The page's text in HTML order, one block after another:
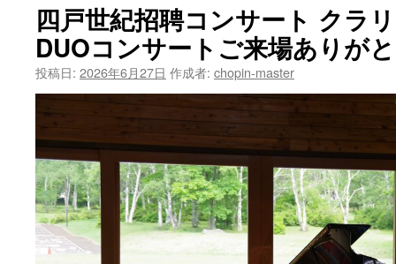
四戸世紀招聘コンサート クラ
DUOコンサートご来場ありが
投稿日: 2026年6月27日 作成者: chopin-master